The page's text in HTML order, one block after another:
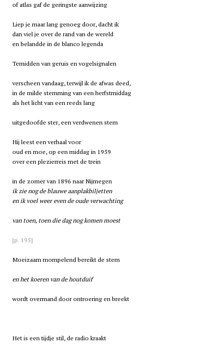
of atlas gaf de geringste aanwijzing
Liep je maar lang genoeg door, dacht ik
dan viel je over de rand van de wereld
en belandde in de blanco legenda
Temidden van geruis en vogelsignalen
verscheen vandaag, terwijl ik de afwas deed,
in de milde stemming van een herfstmiddag
als het licht van een reeds lang
uitgedoofde ster, een verdwenen stem
Hij leest een verhaal voor
oud en moe, op een middag in 1959
over een plezierreis met de trein
in de zomer van 1896 naar Nijmegen
ik zie nog de blauwe aanplakbiljetten
en ik voel weer even de oude verwachting
van toen, toen die dag nog komen moest
[p. 195]
Moeizaam mompelend bereikt de stem
en het koeren van de houtduif
wordt overmand door ontroering en breekt
Het is een tijdje stil, de radio kraakt